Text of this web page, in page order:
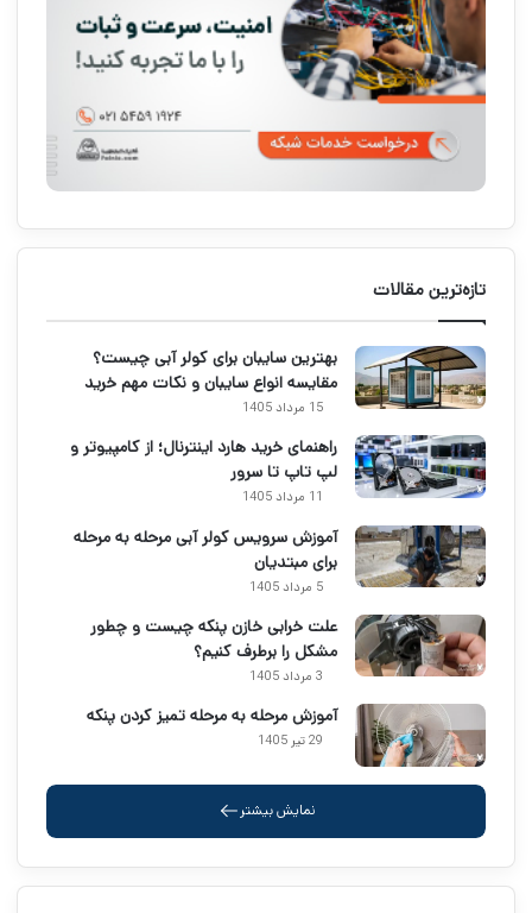
تازه‌ترین مقالات
بهترین سایبان برای کولر آبی چیست؟
مقایسه انواع سایبان و نکات مهم خرید
15 مرداد 1405
راهنمای خرید هارد اینترنال؛ از کامپیوتر و
لپ تاپ تا سرور
11 مرداد 1405
آموزش سرویس کولر آبی مرحله به مرحله
برای مبتدیان
5 مرداد 1405
علت خرابی خازن پنکه چیست و چطور
مشکل را برطرف کنیم؟
3 مرداد 1405
آموزش مرحله به مرحله تمیز کردن پنکه
29 تیر 1405
نمایش بیشتر